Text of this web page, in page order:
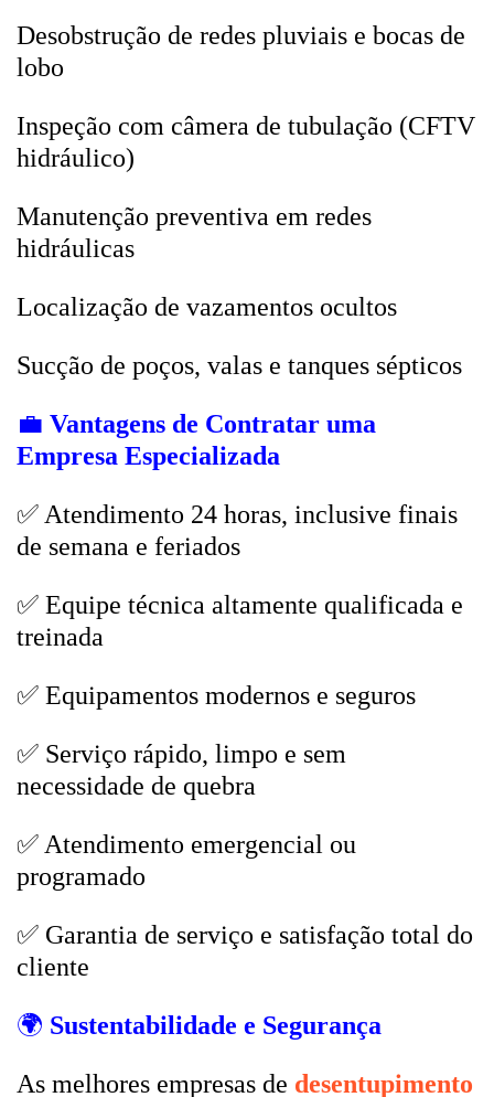
Desobstrução de redes pluviais e bocas de
lobo
Inspeção com câmera de tubulação (CFTV
hidráulico)
Manutenção preventiva em redes
hidráulicas
Localização de vazamentos ocultos
Sucção de poços, valas e tanques sépticos
💼 Vantagens de Contratar uma
Empresa Especializada
✅ Atendimento 24 horas, inclusive finais
de semana e feriados
✅ Equipe técnica altamente qualificada e
treinada
✅ Equipamentos modernos e seguros
✅ Serviço rápido, limpo e sem
necessidade de quebra
✅ Atendimento emergencial ou
programado
✅ Garantia de serviço e satisfação total do
cliente
🌍 Sustentabilidade e Segurança
As melhores empresas de desentupimento